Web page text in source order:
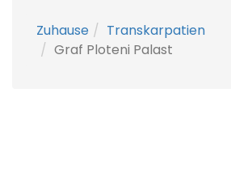
Zuhause
Transkarpatien
Graf Ploteni Palast